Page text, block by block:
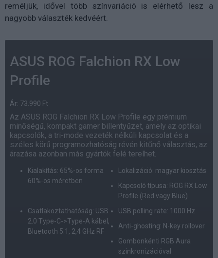
reméljük, idővel több színvariáció is elérhető lesz a
nagyobb választék kedvéért.
ASUS ROG Falchion RX Low
Profile
Ár: 73.990 Ft
Az ASUS ROG Falchion RX Low Profile egy prémium
minőségű, kompakt gamer billentyűzet, amely az optikai
kapcsolók, a tri-mode vezeték nélküli kapcsolat és a
széles körű programozhatóság révén kitűnő választás, az
árazása azonban más gyártók felé terelhet.
Kialakítás: 65%-os forma
60%-os méretben
Lokalizáció: magyar kiosztás
Kapcsoló típusa: ROG RX Low
Profile (Red vagy Blue)
Csatlakoztathatóság: USB
2.0 Type-C->Type-A kábel,
Bluetooth 5.1, 2,4 GHz RF
USB polling rate: 1000 Hz
Anti-ghosting: N-key rollover
Gombonkénti RGB Aura
szinkronizációval